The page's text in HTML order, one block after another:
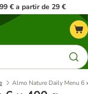
€ a partir de 29 €
Almo Nature Daily Menu 6